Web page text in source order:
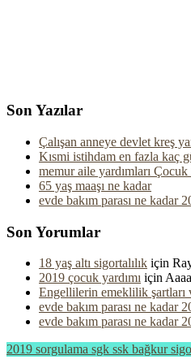
Son Yazılar
Çalışan anneye devlet kreş
Kısmi istihdam en fazla kaç
memur aile yardımları
65 yaş maaşı ne kadar
evde bakım parası ne kadar
Son Yorumlar
18 yaş altı sigortalılık için
2019 çocuk yardımı için
Engellilerin emeklilik şartları
evde bakım parası ne kadar
evde bakım parası ne kadar
2019 sorgulama sgk ssk bağkur